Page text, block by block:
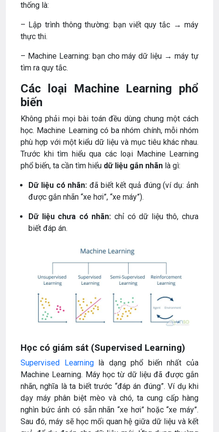
thống là:
– Lập trình thông thường: bạn viết quy tắc → máy
thực thi.
– Machine Learning: bạn cho máy dữ liệu → máy tự
tìm ra quy tắc.
Các loại Machine Learning phổ
biến
Không phải mọi bài toán đều dùng chung một cách
học. Machine Learning có ba nhóm chính, mỗi nhóm
phù hợp với một kiểu dữ liệu và mục tiêu khác nhau.
Trước khi tìm hiểu qua các loại Machine Learning
phổ biến, ta cần tìm hiểu dữ liệu gắn nhãn là gì:
Dữ liệu có nhãn: đã biết kết quả đúng (ví dụ: ảnh
được gắn nhãn “xe hơi”, “xe máy”).
Dữ liệu chưa có nhãn: chỉ có dữ liệu thô, chưa
biết đáp án.
Học có giám sát (Supervised Learning)
Supervised Learninglà dạng phổ biến nhất của
Machine Learning. Máy học từ dữ liệu đã được gắn
nhãn, nghĩa là ta biết trước “đáp án đúng”. Ví dụ khi
dạy máy phân biệt mèo và chó, ta cung cấp hàng
nghìn bức ảnh có sẵn nhãn “xe hơi” hoặc “xe máy”.
Sau đó, máy sẽ học mối quan hệ giữa dữ liệu và kết